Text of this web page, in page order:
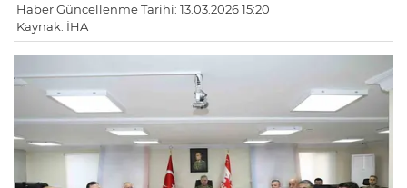
Haber Güncellenme Tarihi: 13.03.2026 15:20
Kaynak: İHA